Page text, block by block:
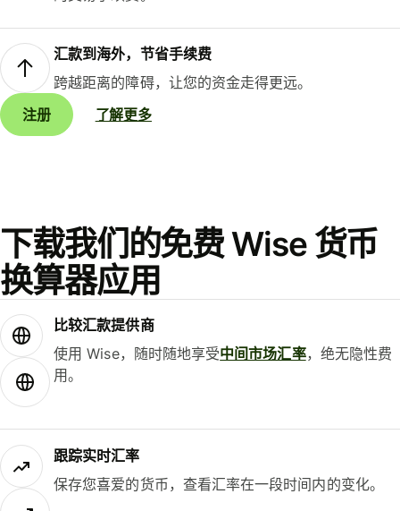
汇款到海外，节省手续费
跨越距离的障碍，让您的资金走得更远。
注册
了解更多
下载我们的免费 Wise 货币
换算器应用
比较汇款提供商
使用 Wise，随时随地享受中间市场汇率，绝无隐性费
用。
跟踪实时汇率
保存您喜爱的货币，查看汇率在一段时间内的变化。